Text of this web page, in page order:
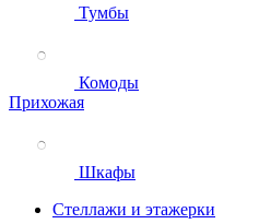
Тумбы
Комоды
Прихожая
Шкафы
Стеллажи и этажерки